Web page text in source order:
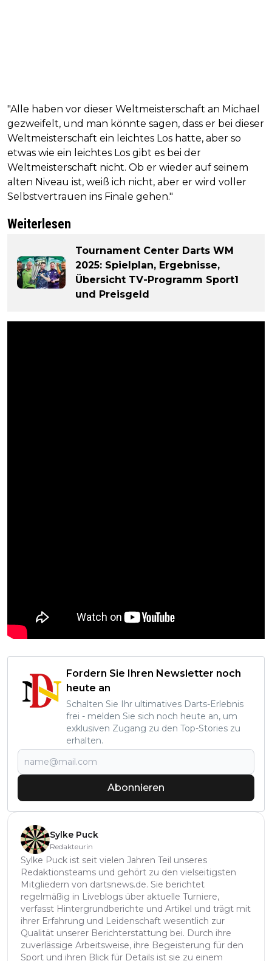
"Alle haben vor dieser Weltmeisterschaft an Michael
gezweifelt, und man könnte sagen, dass er bei dieser
Weltmeisterschaft ein leichtes Los hatte, aber so
etwas wie ein leichtes Los gibt es bei der
Weltmeisterschaft nicht. Ob er wieder auf seinem
alten Niveau ist, weiß ich nicht, aber er wird voller
Selbstvertrauen ins Finale gehen."
Weiterlesen
Tournament Center Darts WM
2025: Spielplan, Ergebnisse,
Übersicht TV-Programm Sport1
und Preisgeld
Fordern Sie Ihren Newsletter noch
heute an
Schalten Sie Ihr ultimatives Darts-Erlebnis
frei - melden Sie sich noch heute an, um
exklusiven Zugang zu den Top-Stories zu
erhalten.
Abonnieren
Sylke Puck
Redakteurin
Sylke Puck ist seit vielen Jahren Teil unseres
Redaktionsteams und gehört zu den vielseitigsten
Mitgliedern von dartsnews.de. Sie berichtet
regelmäßig in Liveblogs über aktuelle Turniere,
verfasst Hintergrundberichte und Artikel und trägt mit
ihrer Erfahrung und Leidenschaft wesentlich zur
Qualität unserer Berichterstattung bei. Durch ihre
zuverlässige Arbeitsweise, ihre Begeisterung für den
Sport und ihren Blick für Details ist sie zu einem